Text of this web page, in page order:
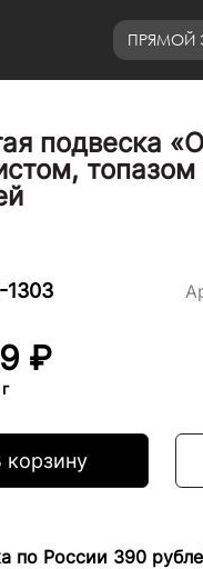
ПРЯМОЙ
подвеска
1303
₽
корзину
по России 390